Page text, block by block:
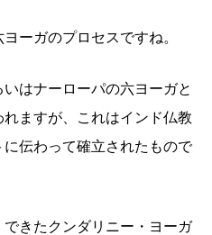
ーガのプロセスですね。
はナーローパの六ヨーガと
ますが、これはインド仏教
伝わって確立されたもので
きたクンダリニー・ヨーガ